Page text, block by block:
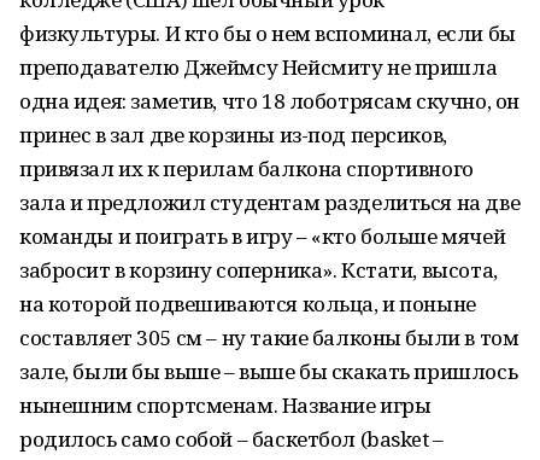
физкультуры. И кто бы о нем вспоминал, если бы
преподавателю Джеймсу Нейсмиту не пришла
одна идея: заметив, что 18 лоботрясам скучно, он
принес в зал две корзины из-под персиков,
привязал их к перилам балкона спортивного
зала и предложил студентам разделиться на две
команды и поиграть в игру – «кто больше мячей
забросит в корзину соперника». Кстати, высота,
на которой подвешиваются кольца, и поныне
составляет 305 см – ну такие балконы были в том
зале, были бы выше – выше бы скакать пришлось
нынешним спортсменам. Название игры
родилось само собой – баскетбол (basket –